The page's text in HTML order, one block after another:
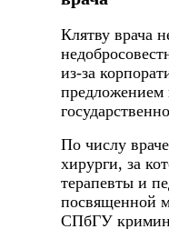
Клятву врача
из-за
предложением
По числу
хирурги, за
терапевты и
посвященной
СПбГУ